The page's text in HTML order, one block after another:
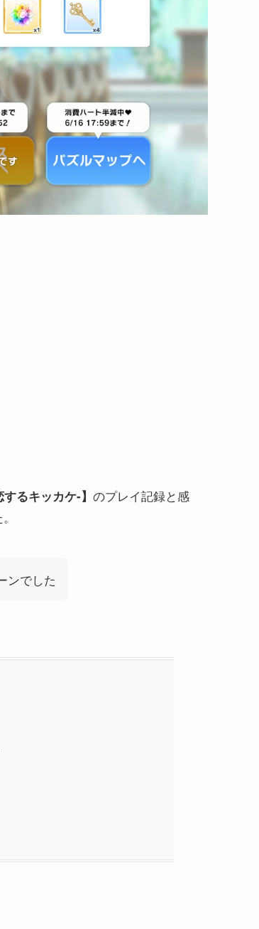
るキッカケ-】 のプレイ記録と感
ンでした